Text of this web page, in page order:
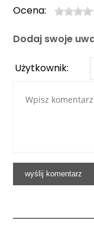
Ocena:
Dodaj swoje
Użytkownik: